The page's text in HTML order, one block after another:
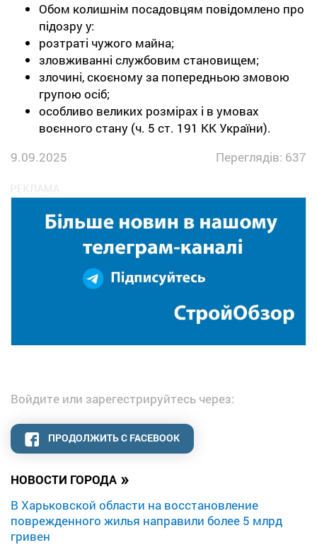
НОВОСТИ ГОРОДА »
В Харьковской области на восстановление
поврежденного жилья направили более 5 млрд
гривен
Обом колишнім посадовцям повідомлено про
підозру у:
розтраті чужого майна;
зловживанні службовим становищем;
злочині, скоєному за попередньою змовою
групою осіб;
особливо великих розмірах і в умовах
воєнного стану (ч. 5 ст. 191 КК України).
9.09.2025
Переглядів: 637
Войдите или зарегестрируйтесь через:
ПРОДОЛЖИТЬ С FACEBOOK